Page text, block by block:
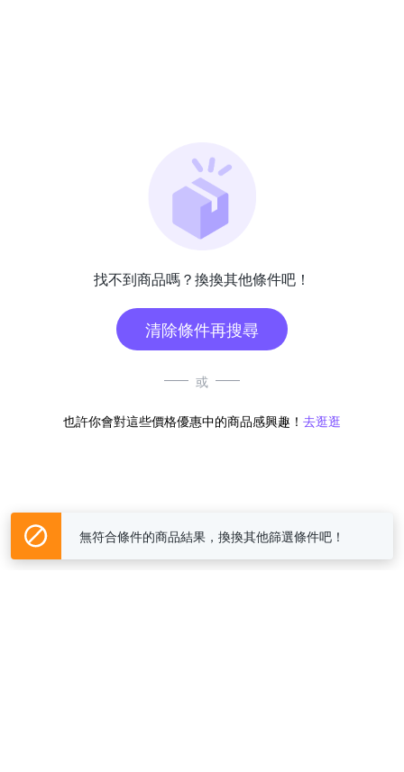
找不到商品嗎？換換其他條件吧！
清除條件再搜尋
或
也許你會對這些價格優惠中的商品感興趣！ 去逛逛
無符合條件的商品結果，換換其他篩選條件吧！